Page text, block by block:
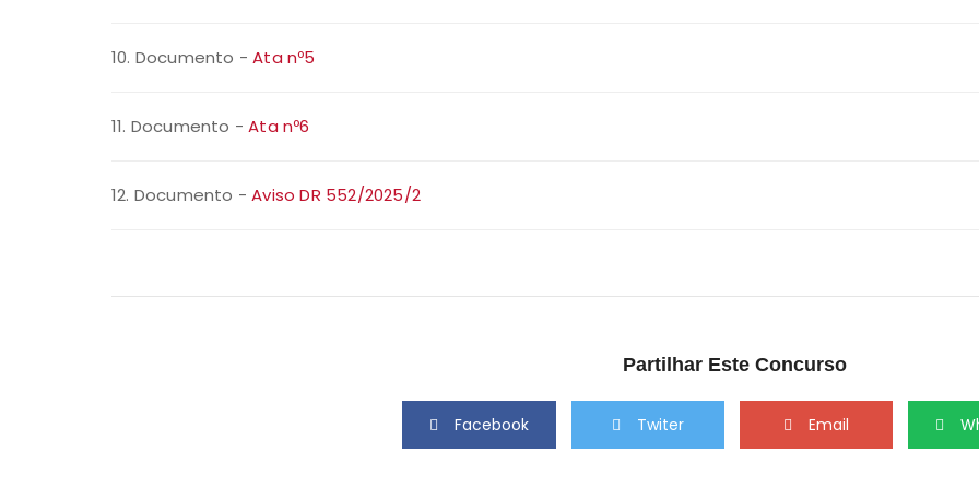
10. Documento -Ata nº5
11. Documento -Ata nº6
12. Documento -Aviso DR 552/2025/2
Partilhar Este Concurso
Facebook Twiter Email